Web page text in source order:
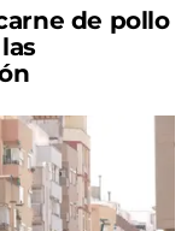
de pollo